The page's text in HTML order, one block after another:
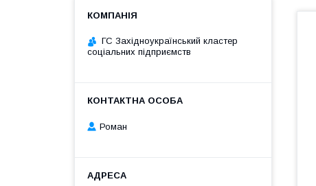
ГС Західноукраїнський кластер
соціальних підприємств
Роман